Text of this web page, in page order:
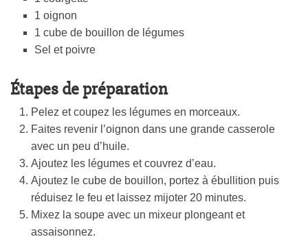
1 oignon
1 cube de bouillon de légumes
Sel et poivre
Étapes de préparation
Pelez et coupez les légumes en morceaux.
Faites revenir l’oignon dans une grande casserole
avec un peu d’huile.
Ajoutez les légumes et couvrez d’eau.
Ajoutez le cube de bouillon, portez à ébullition puis
réduisez le feu et laissez mijoter 20 minutes.
Mixez la soupe avec un mixeur plongeant et
assaisonnez.